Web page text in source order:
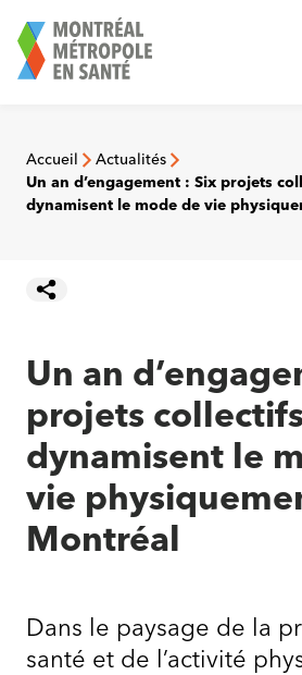
au
contenu
Accueil
Actualités
Un an d’engagement : Six projets
dynamisent le mode de vie
Un an
projets
dynamisent le
vie
Montréal
Dans le paysage de la
santé et de l’activité